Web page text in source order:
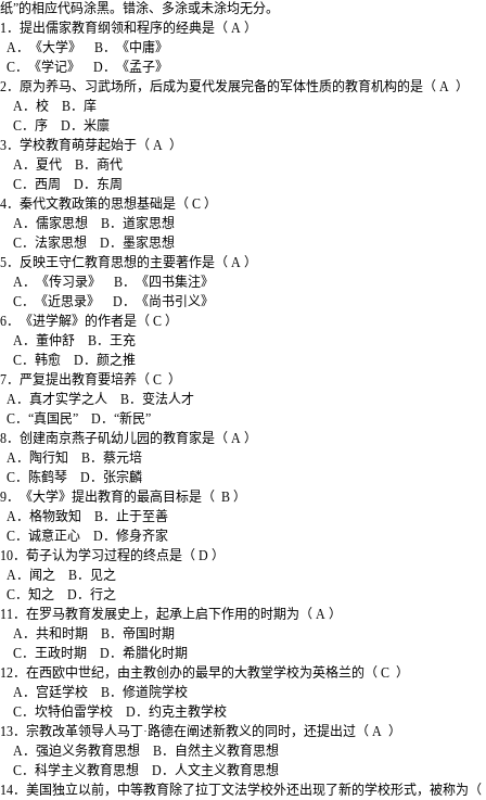
纸”的相应代码涂黑。错涂、多涂或未涂均无分。
1．提出儒家教育纲领和程序的经典是（ A ）
A．《大学》 B．《中庸》
C．《学记》 D．《孟子》
2．原为养马、习武场所，后成为夏代发展完备的军体性质的教育机构的是（ A ）
A．校 B．庠
C．序 D．米廪
3．学校教育萌芽起始于（ A ）
A．夏代 B．商代
C．西周 D．东周
4．秦代文教政策的思想基础是（ C ）
A．儒家思想 B．道家思想
C．法家思想 D．墨家思想
5．反映王守仁教育思想的主要著作是（ A ）
A．《传习录》 B．《四书集注》
C．《近思录》 D．《尚书引义》
6．《进学解》的作者是（ C ）
A．董仲舒 B．王充
C．韩愈 D．颜之推
7．严复提出教育要培养（ C ）
A．真才实学之人 B．变法人才
C．“真国民” D．“新民”
8．创建南京燕子矶幼儿园的教育家是（ A ）
A．陶行知 B．蔡元培
C．陈鹤琴 D．张宗麟
9．《大学》提出教育的最高目标是（ B ）
A．格物致知 B．止于至善
C．诚意正心 D．修身齐家
10．荀子认为学习过程的终点是（ D ）
A．闻之 B．见之
C．知之 D．行之
11．在罗马教育发展史上，起承上启下作用的时期为（ A ）
A．共和时期 B．帝国时期
C．王政时期 D．希腊化时期
12．在西欧中世纪，由主教创办的最早的大教堂学校为英格兰的（ C ）
A．宫廷学校 B．修道院学校
C．坎特伯雷学校 D．约克主教学校
13．宗教改革领导人马丁·路德在阐述新教义的同时，还提出过（ A ）
A．强迫义务教育思想 B．自然主义教育思想
C．科学主义教育思想 D．人文主义教育思想
14．美国独立以前，中等教育除了拉丁文法学校外还出现了新的学校形式，被称为（